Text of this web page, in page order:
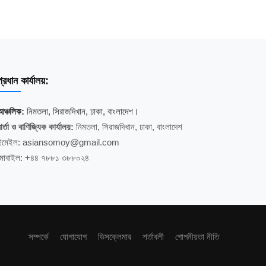
কার্যালয়:
নিমতলা, সিরাজদিখান, ঢাকা, বাংলাদেশ।
ও বাণিজ্যিক কার্যালয়: নিমতলা, সিরাজদিখান, ঢাকা, বাংলাদেশ
asiansomoy@gmail.com
+৪৪ ৭৮৮১ ৩৮৮০২৪
সম্পর্কে যোগাযোগ ডিসক্লেমার শর্তাবলী গোপনীয়তা নীতি